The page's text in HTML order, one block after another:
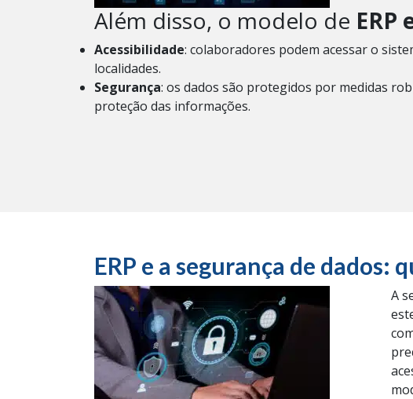
Além disso, o modelo de ERP
Acessibilidade: colaboradores podem acessar o
localidades.
Segurança: os dados são protegidos por medidas
proteção das informações.
ERP e a segurança de dados:
A